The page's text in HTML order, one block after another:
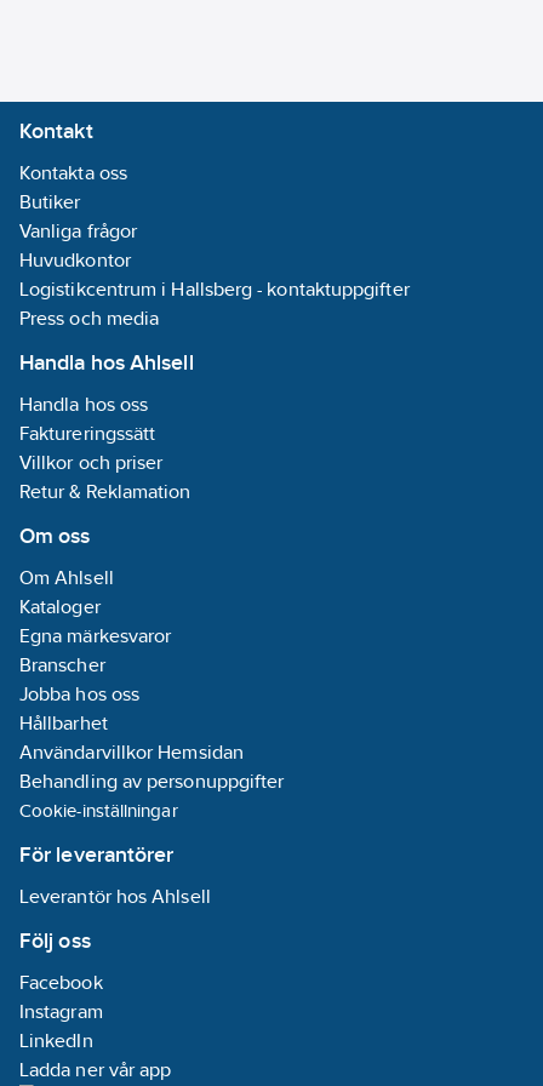
Röranslutningar vatten
In/Ut ¾",
kondensvattenanslutning
15,6 mm,
anslutningsspänning
230/1/50.
Kylffekter angivna vid
vattentemperatur
+7°C/+12°C, luft in
+27°C torr bulb och
19°V våt bulb samt
50% relativ
Värmeeffekt angivna
vid max fläkthastighet
och vatten in +45°C,
+20°C torr bulb och
50% relativ
luftfuktighet.
För mer information se
produktblad
Artikelnummer: 7128458
Lev.
EM520N1550
Materialklass RV1040
Kontakt
Kontakta oss
Butiker
Vanliga frågor
Huvudkontor
Logistikcentrum i Hallsberg - kontaktuppgifter
Press och media
Handla hos Ahlsell
Handla hos oss
Faktureringssätt
Villkor och priser
Retur & Reklamation
Om oss
Om Ahlsell
Kataloger
Egna märkesvaror
Branscher
Jobba hos oss
Hållbarhet
Användarvillkor Hemsidan
Behandling av personuppgifter
Cookie-inställningar
För leverantörer
Leverantör hos Ahlsell
Följ oss
Facebook
Instagram
LinkedIn
Ladda ner vår app